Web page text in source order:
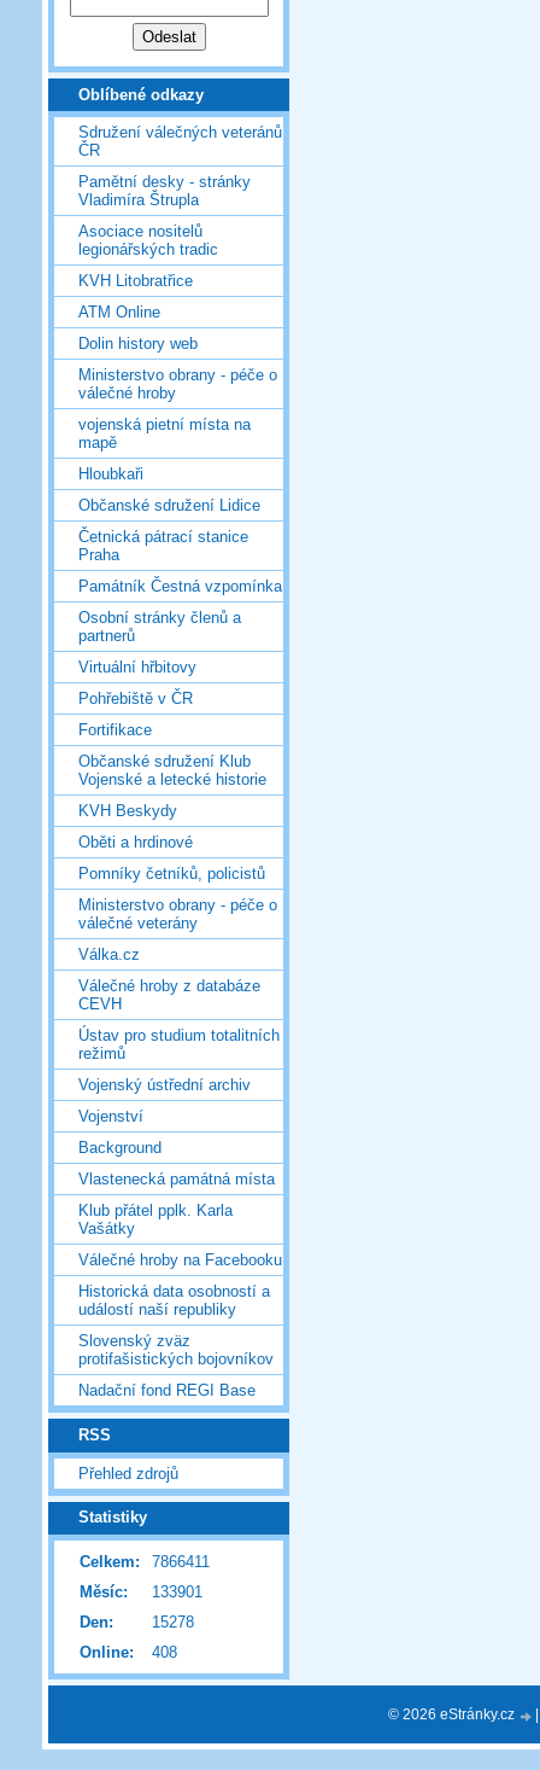
Oblíbené odkazy
Sdružení válečných veteránů
ČR
Pamětní desky - stránky
Vladimíra Štrupla
Asociace nositelů
legionářských tradic
KVH Litobratřice
ATM Online
Dolin history web
Ministerstvo obrany - péče o
válečné hroby
vojenská pietní místa na
mapě
Hloubkaři
Občanské sdružení Lidice
Četnická pátrací stanice
Praha
Památník Čestná vzpomínka
Osobní stránky členů a
partnerů
Virtuální hřbitovy
Pohřebiště v ČR
Fortifikace
Občanské sdružení Klub
Vojenské a letecké historie
KVH Beskydy
Oběti a hrdinové
Pomníky četníků, policistů
Ministerstvo obrany - péče o
válečné veterány
Válka.cz
Válečné hroby z databáze
CEVH
Ústav pro studium totalitních
režimů
Vojenský ústřední archiv
Vojenství
Background
Vlastenecká památná místa
Klub přátel pplk. Karla
Vašátky
Válečné hroby na Facebooku
Historická data osobností a
událostí naší republiky
Slovenský zväz
protifašistických bojovníkov
Nadační fond REGI Base
RSS
Přehled zdrojů
Statistiky
Online: 408
Celkem:
7866411
Měsíc:
133901
Den:
15278
© 2026 eStránky.cz